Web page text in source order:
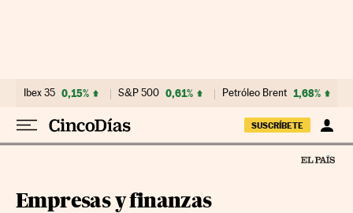
Ibex 35 0,15% S&P 500 0,61% Petróleo Brent 1,68%
SUSCRÍBETE
Empresas y finanzas